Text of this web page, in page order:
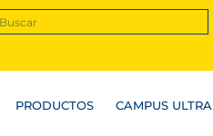
PRODUCTOS CAMPUS ULTRA